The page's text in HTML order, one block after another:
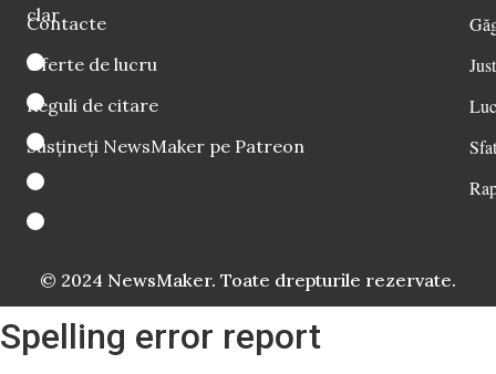
clar
Contacte
Oferte de lucru
Reguli de citare
Susțineți NewsMaker pe Patreon
© 2024 NewsMaker. Toate drepturile rezervate.
Spelling error report